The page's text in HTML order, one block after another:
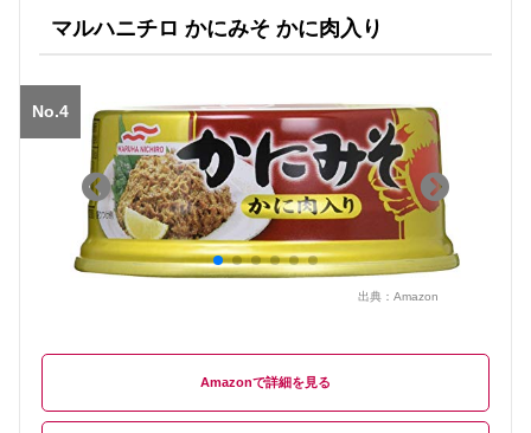
マルハニチロ かにみそ かに肉入り
No.4
出典： Amazon
Amazon